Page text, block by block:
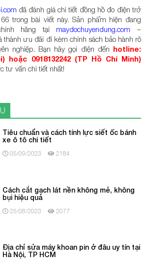
đã đánh giá chi tiết đồng hồ đo điện trở
trong bài viết này. Sản phẩm hiện đang
hãng tại maydochuyendung.com –
thành ưu đãi đi kèm chính sách bảo hành rõ
nghiệp. Bạn hãy gọi điện đến hotline:
hoặc 0918132242 (TP Hồ Chí Minh)
tư vấn chi tiết nhất!
Tiêu chuẩn và cách tính lực siết ốc bánh
xe ô tô chi tiết
05/09/2023 2184
Cách cắt gạch lát nền không mẻ, không
bụi hiệu quả
25/08/2023 2077
Địa chỉ sửa máy khoan pin ở đâu uy tín tại
Hà Nội, TP HCM